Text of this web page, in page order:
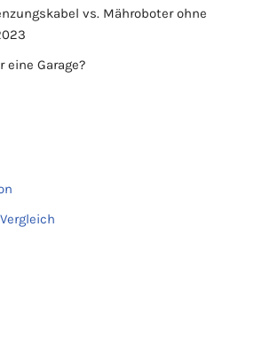
vs. Mähroboter ohne
eine Garage?